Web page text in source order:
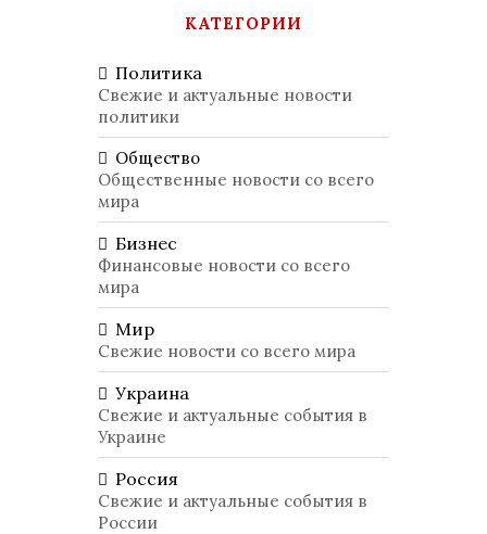
КАТЕГОРИИ
Политика
Свежие и актуальные новости
политики
Общество
Общественные новости со всего
мира
Бизнес
Финансовые новости со всего
мира
Мир
Свежие новости со всего мира
Украина
Свежие и актуальные события в
Украине
Россия
Свежие и актуальные события в
России